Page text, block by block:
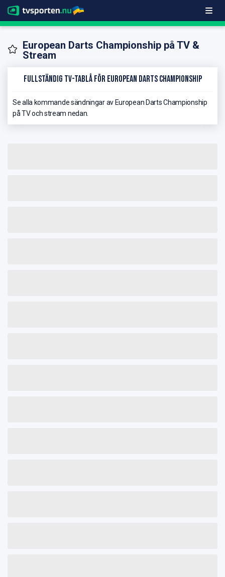
European Darts Championship på TV &
Stream
Fullständig TV-Tablå för European Darts Championship
Se alla kommande sändningar av European Darts Championship
på TV och stream nedan.